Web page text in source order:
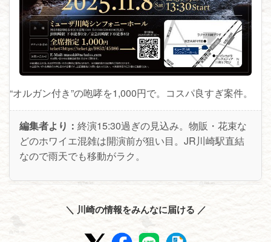
“オルガン付き”の咆哮を1,000円で。コスパ良すぎ案件。
編集者より： 終演15:30過ぎの見込み。物販・花束な
どのホワイエ混雑は開演前が狙い目。JR川崎駅直結
なので雨天でも移動がラク。
＼ 川崎の情報をみんなに届ける ／